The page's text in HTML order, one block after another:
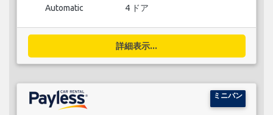
Automatic 4 ドア
詳細表示...
ミニバン